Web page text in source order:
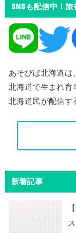
SNSも配信中！
あそびば北海道は、
北海道で生まれ育
北海道民が配信す
新着記事